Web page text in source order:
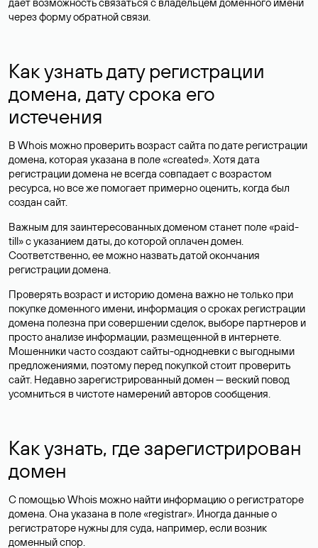
через форму обратной связи.
Как узнать дату регистрации
домена, дату срока его
истечения
В Whois можно проверить возраст сайта по дате регистрации
домена, которая указана в поле «created». Хотя дата
регистрации домена не всегда совпадает с возрастом
ресурса, но все же помогает примерно оценить, когда был
создан сайт.
Важным для заинтересованных доменом станет поле «paid-
till» с указанием даты, до которой оплачен домен.
Соответственно, ее можно назвать датой окончания
регистрации домена.
Проверять возраст и историю домена важно не только при
покупке доменного имени, информация о сроках регистрации
домена полезна при совершении сделок, выборе партнеров и
просто анализе информации, размещенной в интернете.
Мошенники часто создают сайты-однодневки с выгодными
предложениями, поэтому перед покупкой стоит проверить
сайт. Недавно зарегистрированный домен — веский повод
усомниться в чистоте намерений авторов сообщения.
Как узнать, где зарегистрирован
домен
С помощью Whois можно найти информацию о регистраторе
домена. Она указана в поле «registrar». Иногда данные о
регистраторе нужны для суда, например, если возник
доменный спор.